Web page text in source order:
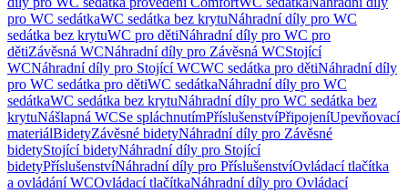
pro WC sedátkaWC sedátka bez krytuNáhradní díly pro WC
sedátka bez krytuWC pro dětiNáhradní díly pro WC pro
dětiZávěsná WCNáhradní díly pro Závěsná WCStojící
WCNáhradní díly pro Stojící WCWC sedátka pro dětiNáhradní díly
pro WC sedátka pro dětiWC sedátkaNáhradní díly pro WC
sedátkaWC sedátka bez krytuNáhradní díly pro WC sedátka bez
krytuNášlapná WCSe spláchnutímPříslušenstvíPřipojeníUpevňovací
materiálBidetyZávěsné bidetyNáhradní díly pro Závěsné
bidetyStojící bidetyNáhradní díly pro Stojící
bidetyPříslušenstvíNáhradní díly pro PříslušenstvíOvládací tlačítka
a ovládání WCOvládací tlačítkaNáhradní díly pro Ovládací